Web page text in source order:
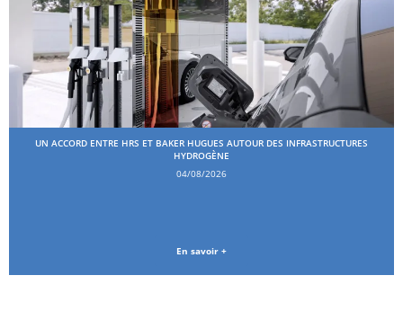
UN ACCORD ENTRE HRS ET BAKER HUGUES AUTOUR DES INFRASTRUCTURES
HYDROGÈNE
04/08/2026
En savoir +